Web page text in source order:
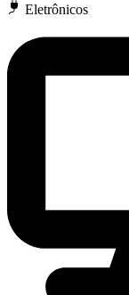
Eletrônicos